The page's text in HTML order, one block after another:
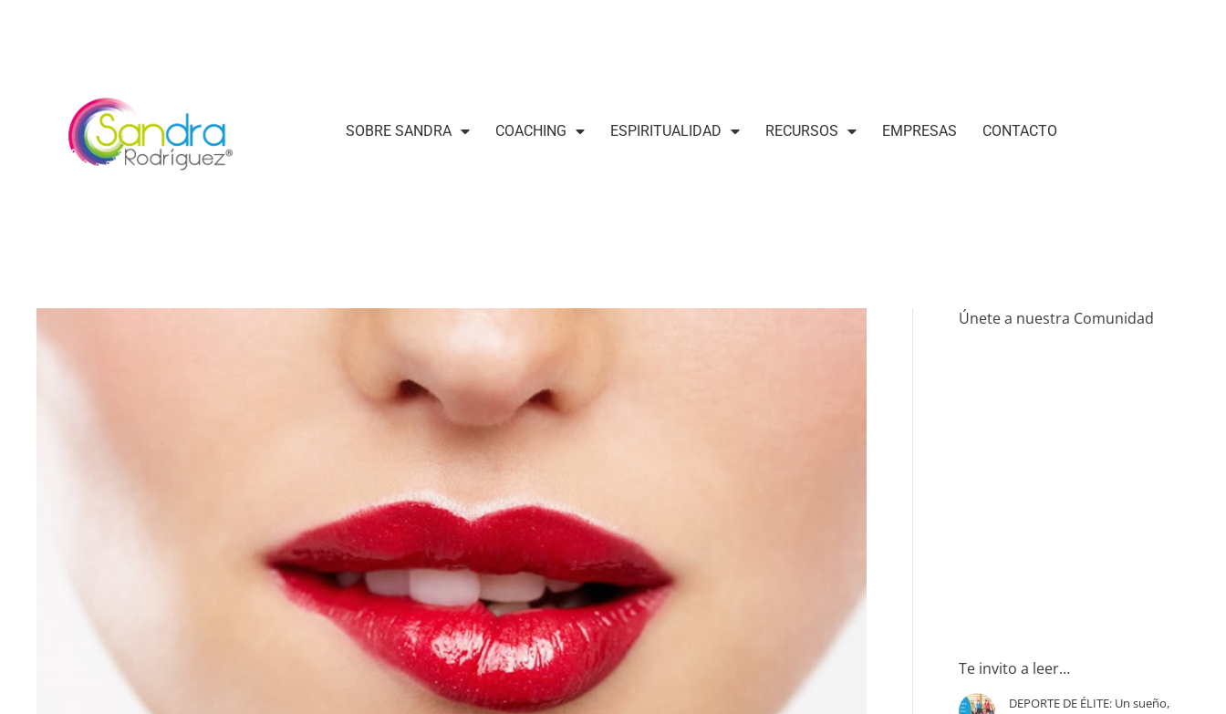
SOBRE SANDRA COACHING ESPIRITUALIDAD RECURSOS EMPRESAS CONTACTO
Únete a nuestra Comunidad
Te invito a leer…
DEPORTE DE ÉLITE: Un sueño,